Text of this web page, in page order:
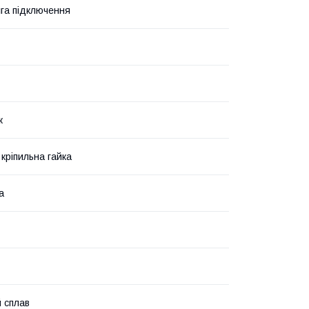
підключення
гайка
сплав